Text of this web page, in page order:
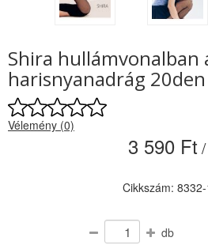
Shira hullámvonalban
harisnyanadrág
Vélemény (0)
3 590 Ft
Cikkszám:
db